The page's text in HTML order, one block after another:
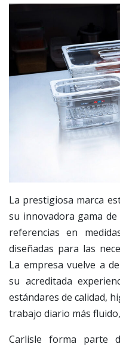
La prestigiosa marca
su innovadora gama de
referencias en
diseñadas para las
La empresa vuelve a
su acreditada
estándares de calidad,
trabajo diario más
Carlisle forma parte